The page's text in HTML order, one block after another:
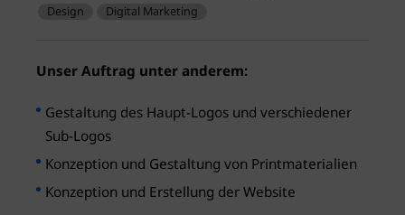
Design Digital Marketing
Unser Auftrag unter anderem:
Gestaltung des Haupt-Logos und verschiedener
Sub-Logos
Konzeption und Gestaltung von Printmaterialien
Konzeption und Erstellung der Website